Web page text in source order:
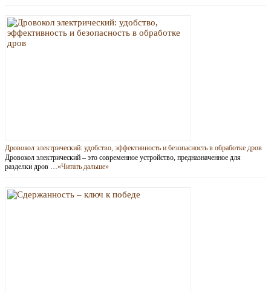
Дровокол электрический: удобство, эффективность и безопасность в обработке дров
Дровокол электрический – это современное устройство, предназначенное для
разделки дров …«Читать дальше»